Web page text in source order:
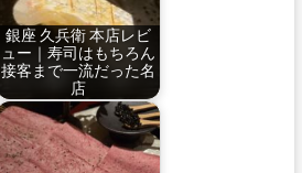
銀座 久兵衛 本店レビ
ュー｜寿司はもちろん
接客まで一流だった名
店